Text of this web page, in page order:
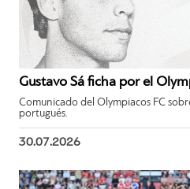
Gustavo Sá ficha por el
Comunicado del Olympiacos FC
portugués.
30.07.2026